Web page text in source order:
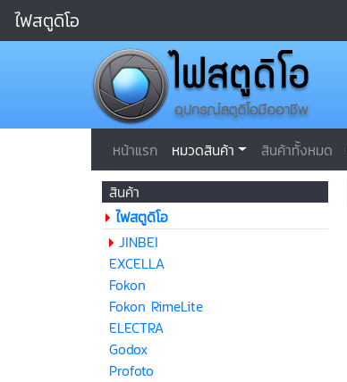
ไฟสตูดิโอ
หน้าแรก หมวดสินค้า สินค้าทั้งหมด
สินค้า
ไฟสตูดิโอ
JINBEI
EXCELLA
Fokon
Fokon RimeLite
ELECTRA
Godox
Profoto